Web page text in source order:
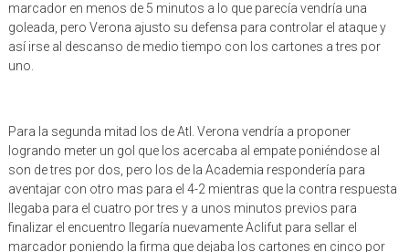
marcador en menos de 5 minutos a lo que parecía vendría una
goleada, pero Verona ajusto su defensa para controlar el ataque y
así irse al descanso de medio tiempo con los cartones a tres por
uno.
Para la segunda mitad los de Atl. Verona vendría a proponer
logrando meter un gol que los acercaba al empate poniéndose al
son de tres por dos, pero los de la Academia respondería para
aventajar con otro mas para el 4-2 mientras que la contra respuesta
llegaba para el cuatro por tres y a unos minutos previos para
finalizar el encuentro llegaría nuevamente Aclifut para sellar el
marcador poniendo la firma que dejaba los cartones en cinco por